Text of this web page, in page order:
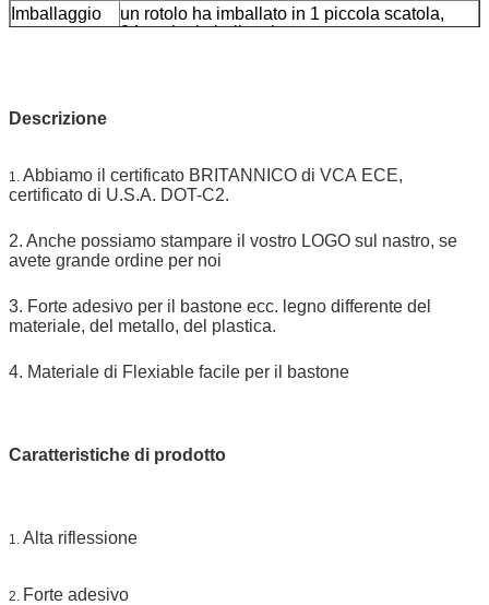
Imballaggio
un rotolo ha imballato in 1 piccola scatola,
24pcs ha imballato in un cartone
Descrizione
1. Abbiamo il certificato BRITANNICO di VCA ECE,
certificato di U.S.A. DOT-C2.
2. Anche possiamo stampare il vostro LOGO sul nastro, se
avete grande ordine per noi
3. Forte adesivo per il bastone ecc. legno differente del
materiale, del metallo, del plastica.
4. Materiale di Flexiable facile per il bastone
Caratteristiche di prodotto
1. Alta riflessione
2. Forte adesivo